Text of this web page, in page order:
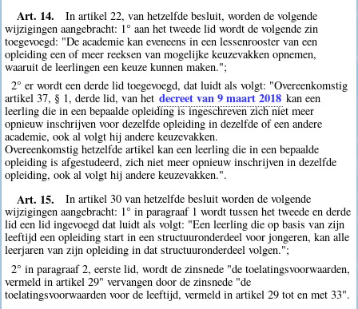
Art. 14.
In artikel 22, van hetzelfde besluit, worden de volgende
wijzigingen aangebracht: 1° aan het tweede lid wordt de volgende zin
toegevoegd: "De academie kan eveneens in een lessenrooster van een
opleiding een of meer reeksen van mogelijke keuzevakken opnemen,
waaruit de leerlingen een keuze kunnen maken.";
2° er wordt een derde lid toegevoegd, dat luidt als volgt: "Overeenkomstig
artikel 37, § 1, derde lid, van het decreet van 9 maart 2018 kan een
leerling die in een bepaalde opleiding is ingeschreven zich niet meer
opnieuw inschrijven voor dezelfde opleiding in dezelfde of een andere
academie, ook al volgt hij andere keuzevakken.
Overeenkomstig hetzelfde artikel kan een leerling die in een bepaalde
opleiding is afgestudeerd, zich niet meer opnieuw inschrijven in dezelfde
opleiding, ook al volgt hij andere keuzevakken.".
Art. 15.
In artikel 30 van hetzelfde besluit worden de volgende
wijzigingen aangebracht: 1° in paragraaf 1 wordt tussen het tweede en derde
lid een lid ingevoegd dat luidt als volgt: "Een leerling die op basis van zijn
leeftijd een opleiding start in een structuuronderdeel voor jongeren, kan alle
leerjaren van zijn opleiding in dat structuuronderdeel volgen.";
2° in paragraaf 2, eerste lid, wordt de zinsnede "de toelatingsvoorwaarden,
vermeld in artikel 29" vervangen door de zinsnede "de
toelatingsvoorwaarden voor de leeftijd, vermeld in artikel 29 tot en met 33".